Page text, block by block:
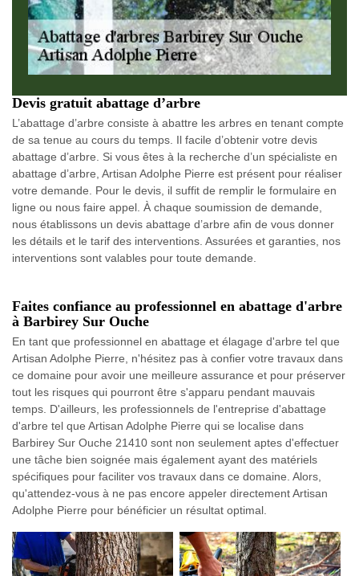
Devis gratuit abattage d’arbre
L’abattage d’arbre consiste à abattre les arbres en tenant compte
de sa tenue au cours du temps. Il facile d’obtenir votre devis
abattage d’arbre. Si vous êtes à la recherche d’un spécialiste en
abattage d’arbre, Artisan Adolphe Pierre est présent pour réaliser
votre demande. Pour le devis, il suffit de remplir le formulaire en
ligne ou nous faire appel. À chaque soumission de demande,
nous établissons un devis abattage d’arbre afin de vous donner
les détails et le tarif des interventions. Assurées et garanties, nos
interventions sont valables pour toute demande.
Faites confiance au professionnel en abattage d'arbre
à Barbirey Sur Ouche
En tant que professionnel en abattage et élagage d'arbre tel que
Artisan Adolphe Pierre, n'hésitez pas à confier votre travaux dans
ce domaine pour avoir une meilleure assurance et pour préserver
tout les risques qui pourront être s'apparu pendant mauvais
temps. D'ailleurs, les professionnels de l'entreprise d'abattage
d'arbre tel que Artisan Adolphe Pierre qui se localise dans
Barbirey Sur Ouche 21410 sont non seulement aptes d'effectuer
une tâche bien soignée mais également ayant des matériels
spécifiques pour faciliter vos travaux dans ce domaine. Alors,
qu'attendez-vous à ne pas encore appeler directement Artisan
Adolphe Pierre pour bénéficier un résultat optimal.